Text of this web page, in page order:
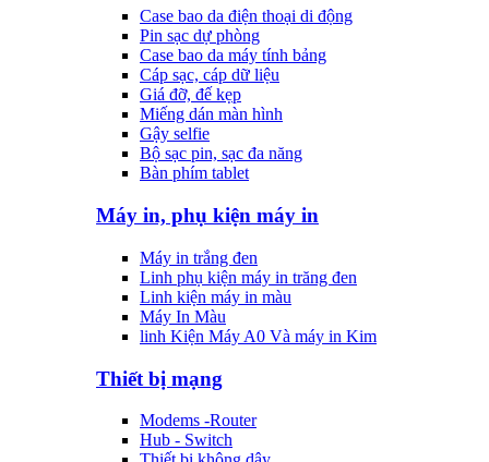
Case bao da điện thoại di động
Pin sạc dự phòng
Case bao da máy tính bảng
Cáp sạc, cáp dữ liệu
Giá đỡ, đế kẹp
Miếng dán màn hình
Gậy selfie
Bộ sạc pin, sạc đa năng
Bàn phím tablet
Máy in, phụ kiện máy in
Máy in trắng đen
Linh phụ kiện máy in trăng đen
Linh kiện máy in màu
Máy In Màu
linh Kiện Máy A0 Và máy in Kim
Thiết bị mạng
Modems -Router
Hub - Switch